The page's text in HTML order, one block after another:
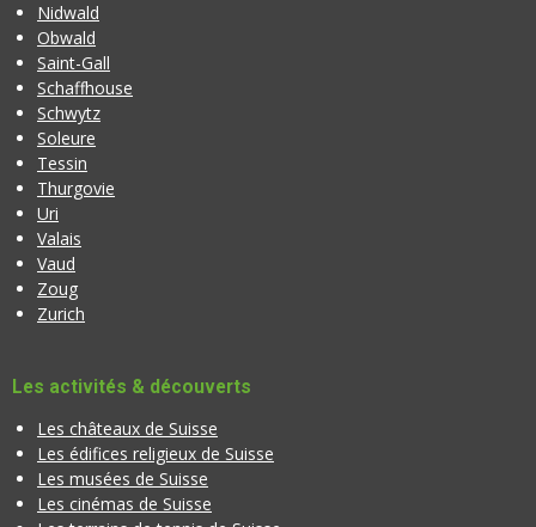
Nidwald
Obwald
Saint-Gall
Schaffhouse
Schwytz
Soleure
Tessin
Thurgovie
Uri
Valais
Vaud
Zoug
Zurich
Les activités & découverts
Les châteaux de Suisse
Les édifices religieux de Suisse
Les musées de Suisse
Les cinémas de Suisse